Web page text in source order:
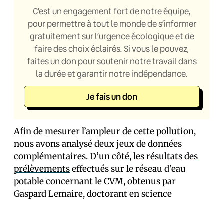
C’est un engagement fort de notre équipe,
pour permettre à tout le monde de s’informer
gratuitement sur l’urgence écologique et de
faire des choix éclairés. Si vous le pouvez,
faites un don pour soutenir notre travail dans
la durée et garantir notre indépendance.
Je fais un don
Afin de mesurer l’ampleur de cette pollution,
nous avons analysé deux jeux de données
complémentaires. D’un côté,les résultats des
prélèvementseffectués sur le réseau d’eau
potable concernant le CVM, obtenus par
Gaspard Lemaire, doctorant en science